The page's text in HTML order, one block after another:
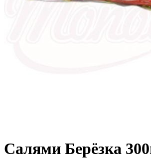
Салями Берёзка